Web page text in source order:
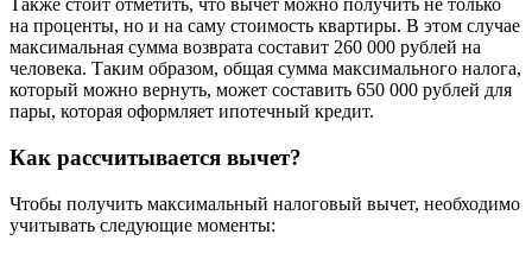
Также стоит отметить, что вычет можно получить не только
на проценты, но и на саму стоимость квартиры. В этом случае
максимальная сумма возврата составит 260 000 рублей на
человека. Таким образом, общая сумма максимального налога,
который можно вернуть, может составить 650 000 рублей для
пары, которая оформляет ипотечный кредит.
Как рассчитывается вычет?
Чтобы получить максимальный налоговый вычет, необходимо
учитывать следующие моменты: